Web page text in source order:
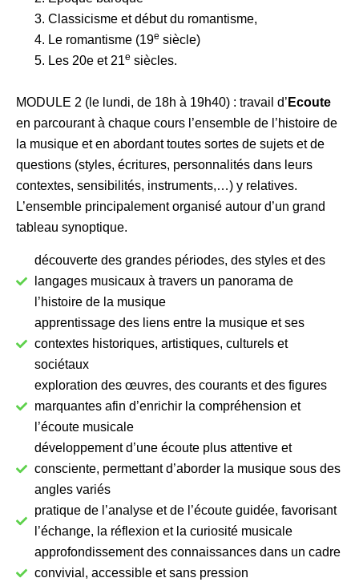
Classicisme et début du romantisme,
Le romantisme (19e siècle)
Les 20e et 21e siècles.
MODULE 2 (le lundi, de 18h à 19h40) : travail d’ Ecoute
en parcourant à chaque cours l’ensemble de l’histoire de
la musique et en abordant toutes sortes de sujets et de
questions (styles, écritures, personnalités dans leurs
contextes, sensibilités, instruments,…) y relatives.
L’ensemble principalement organisé autour d’un grand
tableau synoptique.
découverte des grandes périodes, des styles et des
langages musicaux à travers un panorama de
l’histoire de la musique
apprentissage des liens entre la musique et ses
contextes historiques, artistiques, culturels et
sociétaux
exploration des œuvres, des courants et des figures
marquantes afin d’enrichir la compréhension et
l’écoute musicale
développement d’une écoute plus attentive et
consciente, permettant d’aborder la musique sous des
angles variés
pratique de l’analyse et de l’écoute guidée, favorisant
l’échange, la réflexion et la curiosité musicale
approfondissement des connaissances dans un cadre
convivial, accessible et sans pression